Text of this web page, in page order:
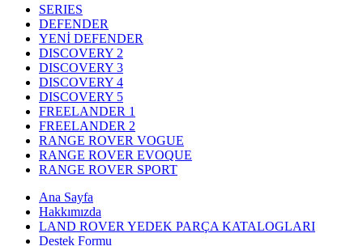
SERIES
DEFENDER
YENİ DEFENDER
DISCOVERY 2
DISCOVERY 3
DISCOVERY 4
DISCOVERY 5
FREELANDER 1
FREELANDER 2
RANGE ROVER VOGUE
RANGE ROVER EVOQUE
RANGE ROVER SPORT
Ana Sayfa
Hakkımızda
LAND ROVER YEDEK PARÇA KATALOGLARI
Destek Formu